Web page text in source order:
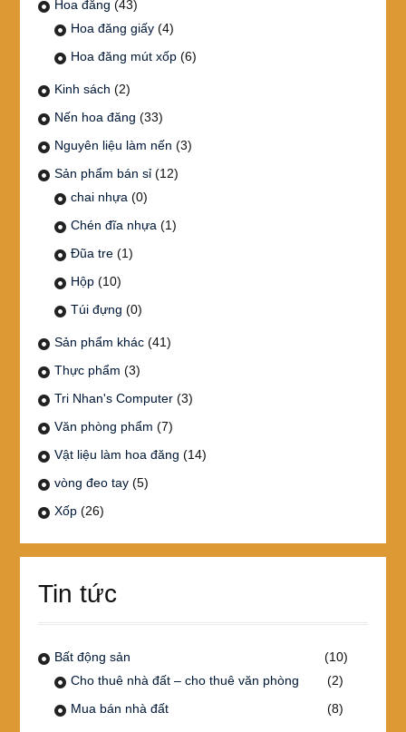
Hoa đăng (43)
Hoa đăng giấy (4)
Hoa đăng mút xốp (6)
Kinh sách (2)
Nến hoa đăng (33)
Nguyên liệu làm nến (3)
Sản phẩm bán sỉ (12)
chai nhựa (0)
Chén đĩa nhựa (1)
Đũa tre (1)
Hộp (10)
Túi đựng (0)
Sản phẩm khác (41)
Thực phẩm (3)
Tri Nhan's Computer (3)
Văn phòng phẩm (7)
Vật liệu làm hoa đăng (14)
vòng đeo tay (5)
Xốp (26)
Tin tức
Bất động sản
(10)
Cho thuê nhà đất – cho thuê văn phòng
(2)
Mua bán nhà đất
(8)